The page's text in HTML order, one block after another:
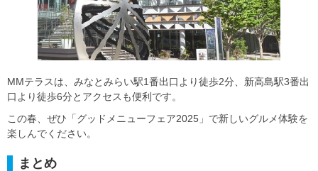
MMテラスは、みなとみらい駅1番出口より徒歩2分、新高島駅3番出
口より徒歩6分とアクセスも便利です。
この春、ぜひ「グッドメニューフェア2025」で新しいグルメ体験を
楽しんでください。
まとめ